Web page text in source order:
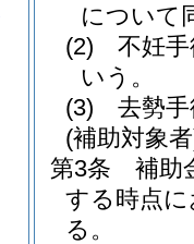
について
(2)
不妊
いう。
(3)
去勢
(補助対象
第3条
補助
する時点
る。